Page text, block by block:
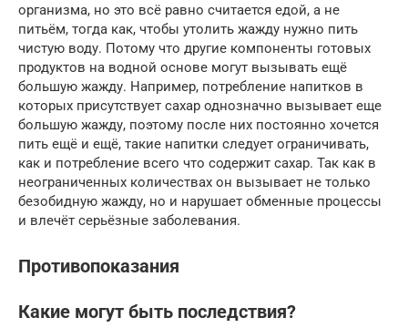
организма, но это всё равно считается едой, а не
питьём, тогда как, чтобы утолить жажду нужно пить
чистую воду. Потому что другие компоненты готовых
продуктов на водной основе могут вызывать ещё
большую жажду. Например, потребление напитков в
которых присутствует сахар однозначно вызывает еще
большую жажду, поэтому после них постоянно хочется
пить ещё и ещё, такие напитки следует ограничивать,
как и потребление всего что содержит сахар. Так как в
неограниченных количествах он вызывает не только
безобидную жажду, но и нарушает обменные процессы
и влечёт серьёзные заболевания.
Противопоказания
Какие могут быть последствия?